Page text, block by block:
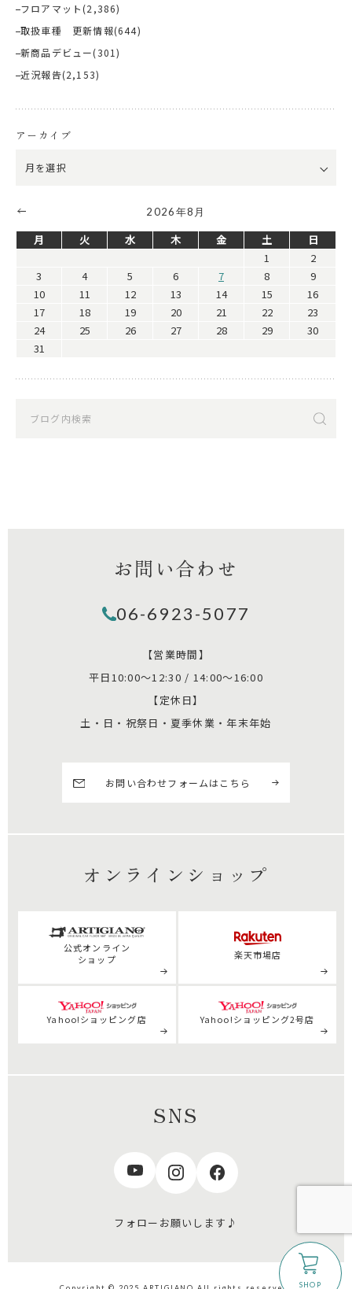
フロアマット (2,386)
取扱車種 更新情報(644)
新商品デビュー(301)
近況報告(2,153)
アーカイブ
2026年8月
月 火 水 木 金 土
日
1
2
3
4 5 6 7 8
9
10
11 12 13 14 15
16
17
18 19 20 21 22
23
24
25 26 27 28 29
30
31
お問い合わせ
06-6923-5077
【営業時間】
平日10:00～12:30 / 14:00～16:00
【定休日】
土・日・祝祭日・夏季休業・年末年始
お問い合わせフォームはこちら
オンラインショップ
公式オンライン
ショップ
楽天市場店
Yahoo!ショッピング店 Yahoo!ショッピング2号店
SNS
フォローお願いします♪